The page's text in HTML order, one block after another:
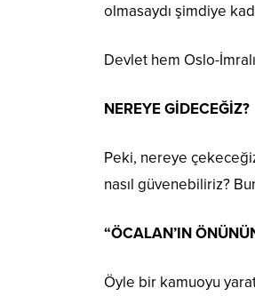
olmasaydı şimdiye
Devlet hem Oslo-
NEREYE GİDECEĞİZ?
Peki, nereye
nasıl güvenebiliriz?
“ÖCALAN’IN
Öyle bir kamuoyu